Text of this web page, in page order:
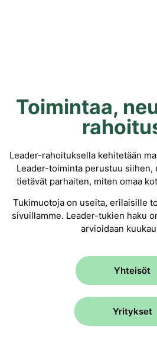
Toimintaa,
Leader-rahoituksella kehitetään
Leader-toiminta perustuu siihen,
tietävät parhaiten, miten omaa
Tukimuotoja on useita, erilaisille
sivuillamme. Leader-tukien haku
arvioidaan
Yhteisöt
Yritykset